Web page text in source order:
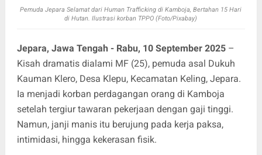
Pemuda Jepara Selamat dari Human Trafficking di Kamboja, Bertahan 15 Hari
di Hutan. Ilustrasi korban TPPO (Foto/Pixabay)
Jepara, Jawa Tengah - Rabu, 10 September 2025–
Kisah dramatis dialami MF (25), pemuda asal Dukuh
Kauman Klero, Desa Klepu, Kecamatan Keling, Jepara.
Ia menjadi korban perdagangan orang di Kamboja
setelah tergiur tawaran pekerjaan dengan gaji tinggi.
Namun, janji manis itu berujung pada kerja paksa,
intimidasi, hingga kekerasan fisik.